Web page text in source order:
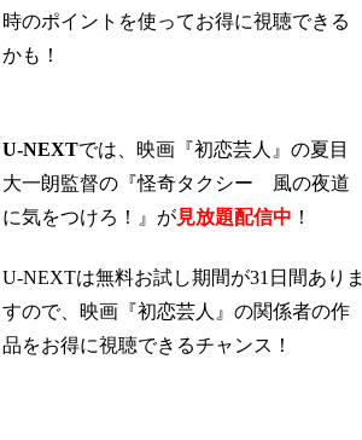
時のポイントを使ってお得に視聴できる
かも！
U-NEXTでは、映画『初恋芸人』の夏目
大一朗監督の『怪奇タクシー 風の夜道
に気をつけろ！』が見放題配信中 ！
U-NEXTは無料お試し期間が31日間ありま
すので、映画『初恋芸人』の関係者の作
品をお得に視聴できるチャンス！